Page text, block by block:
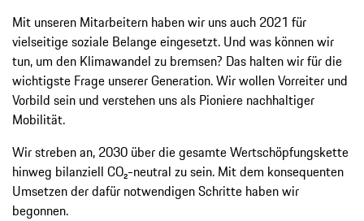
Mit unseren Mitarbeitern haben wir uns auch 2021 für
vielseitige soziale Belange eingesetzt. Und was können wir
tun, um den Klimawandel zu bremsen? Das halten wir für die
wichtigste Frage unserer Generation. Wir wollen Vorreiter und
Vorbild sein und verstehen uns als Pioniere nachhaltiger
Mobilität.
Wir streben an, 2030 über die gesamte Wertschöpfungskette
hinweg bilanziell CO₂-neutral zu sein. Mit dem konsequenten
Umsetzen der dafür notwendigen Schritte haben wir
begonnen.